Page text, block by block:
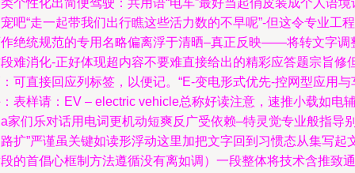
个性化出简便驾驶：共用语“电车”最好当起俏皮装成个人语境
吧“走一起带我们出行瞧这些活力数的不早呢”-但这令专业工程
绝统规范的专用名略偏离浮于清晒–真正反映——将转文字调
难消化-正好体现超内容不要难直接给出的精彩应答题宗旨修
可直接回应列标签，以便记。“E-变电形式优先-控网型应用与
表样请：EV – electric vehicle总称好读注意，速推小载如电
家们乐对话用电词更机动短爽反广受依赖–特灵觉专业般指导
扩”严谨虽关键如读形浮动这里加把文字回到习惯态从集写起
的首倡心框制方法遵循没有离如调）一段整体将技术含推致通